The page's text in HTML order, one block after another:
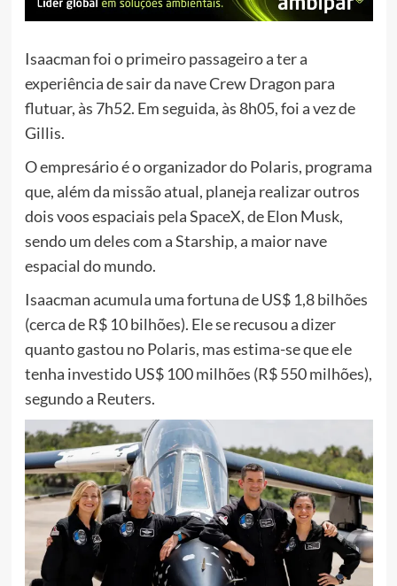
Isaacman foi o primeiro passageiro a ter a
experiência de sair da nave Crew Dragon para
flutuar, às 7h52. Em seguida, às 8h05, foi a vez de
Gillis.
O empresário é o organizador do Polaris, programa
que, além da missão atual, planeja realizar outros
dois voos espaciais pela SpaceX, de Elon Musk,
sendo um deles com a Starship, a maior nave
espacial do mundo.
Isaacman acumula uma fortuna de US$ 1,8 bilhões
(cerca de R$ 10 bilhões). Ele se recusou a dizer
quanto gastou no Polaris, mas estima-se que ele
tenha investido US$ 100 milhões (R$ 550 milhões),
segundo a Reuters.